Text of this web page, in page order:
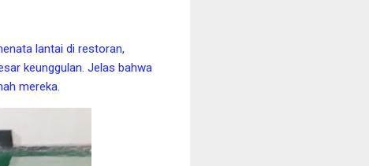
lantai di restoran,
keunggulan. Jelas bahwa
mereka.